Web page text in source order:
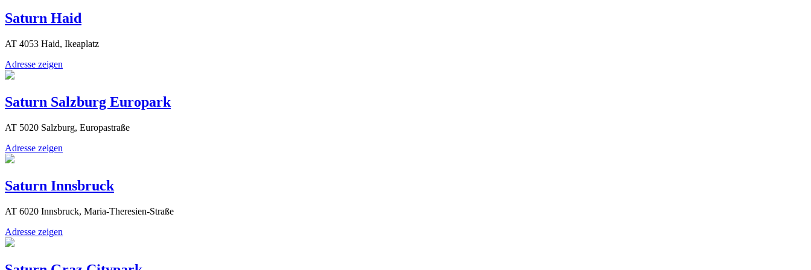
Saturn Haid
AT 4053 Haid, Ikeaplatz
Adresse zeigen
Saturn Salzburg Europark
AT 5020 Salzburg, Europastraße
Adresse zeigen
Saturn Innsbruck
AT 6020 Innsbruck, Maria-Theresien-Straße
Adresse zeigen